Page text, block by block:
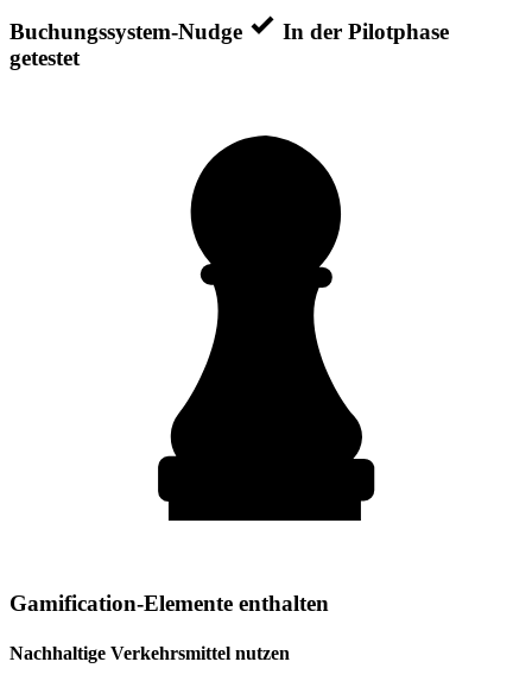
Buchungssystem-Nudge
In der Pilotphase
getestet
Gamification-Elemente enthalten
Nachhaltige Verkehrsmittel nutzen